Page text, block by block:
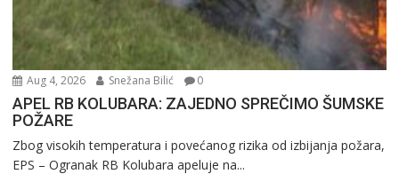
Aug 4, 2026 Snežana Bilić 0
APEL RB KOLUBARA: ZAJEDNO SPREČIMO ŠUMSKE
POŽARE
Zbog visokih temperatura i povećanog rizika od izbijanja požara,
EPS – Ogranak RB Kolubara apeluje na...